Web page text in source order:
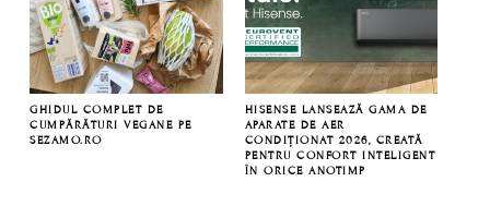
GHIDUL COMPLET DE
CUMPĂRĂTURI VEGANE PE
SEZAMO.RO
HISENSE LANSEAZĂ GAMA DE
APARATE DE AER
CONDIȚIONAT 2026, CREATĂ
PENTRU CONFORT INTELIGENT
ÎN ORICE ANOTIMP